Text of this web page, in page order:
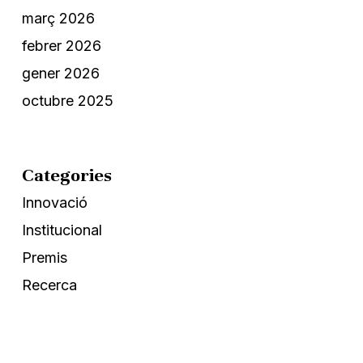
març 2026
febrer 2026
gener 2026
octubre 2025
Categories
Innovació
Institucional
Premis
Recerca